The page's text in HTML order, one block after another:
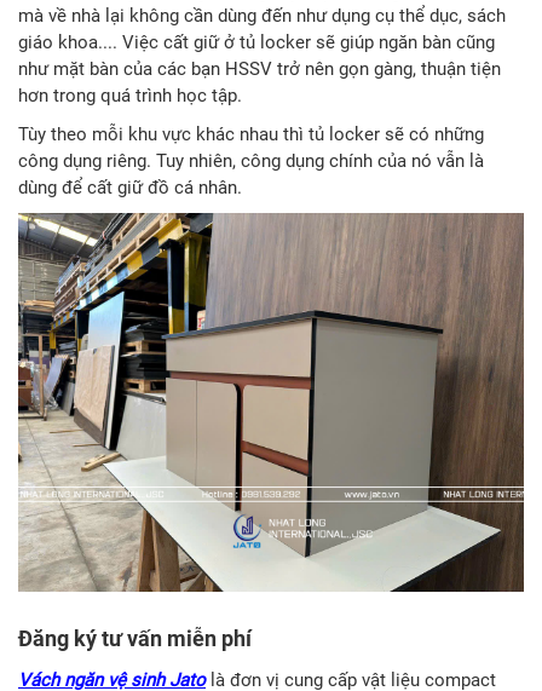
mà về nhà lại không cần dùng đến như dụng cụ thể dục, sách
giáo khoa.... Việc cất giữ ở tủ locker sẽ giúp ngăn bàn cũng
như mặt bàn của các bạn HSSV trở nên gọn gàng, thuận tiện
hơn trong quá trình học tập.
Tùy theo mỗi khu vực khác nhau thì tủ locker sẽ có những
công dụng riêng. Tuy nhiên, công dụng chính của nó vẫn là
dùng để cất giữ đồ cá nhân.
Đăng ký tư vấn miễn phí
Vách ngăn vệ sinh Jatolà đơn vị cung cấp vật liệu compact